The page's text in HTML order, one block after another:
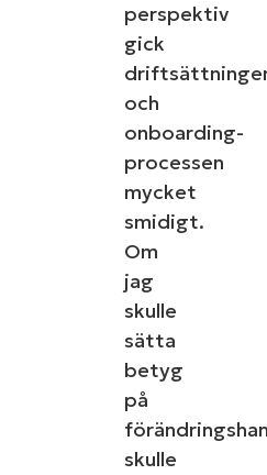
perspektiv
gick
och
onboarding-
processen
mycket
smidigt.
Om
jag
skulle
sätta
betyg
på
skulle